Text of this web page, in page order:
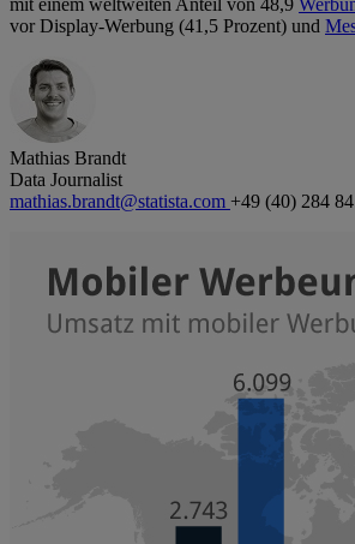
mit einem weltweiten Anteil von 48,9
vor Display-Werbung (41,5 Prozent) und
Mathias Brandt
Data Journalist
mathias.brandt@statista.com +49 (40) 284